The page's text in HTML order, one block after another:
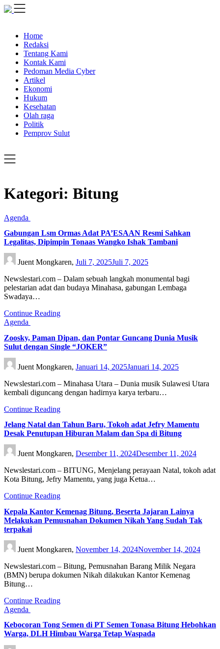
Skip
Home
Redaksi
Tentang Kami
Kontak Kami
Pedoman Media Cyber
Artikel
Ekonomi
Hukum
Kesehatan
Olah raga
Politik
Pemprov Sulut
Kategori: Bitung
Agenda
Gabungan Lsm Ormas Adat PA’ESAAN Resmi Sahkan
Legalitas, Dipimpin Tonaas Wangko Ishak Tambani
Juent Mongkaren, Juli 7, 2025Juli 7, 2025
Newslestari.com – Dalam sebuah langkah monumental bagi
pelestarian adat dan budaya Minahasa, gabungan Lembaga
Swadaya…
Continue Reading
Agenda
Zoosky, Paman Dipan, dan Pontar Guncang Dunia Musik
Sulut dengan Single “JOKER”
Juent Mongkaren, Januari 14, 2025Januari 14, 2025
Newslestari.com – Minahasa Utara – Dunia musik Sulawesi Utara
kembali diguncang dengan hadirnya karya terbaru…
Continue Reading
Jelang Natal dan Tahun Baru, Tokoh adat Jefry Mamentu
Desak Penutupan Hiburan Malam dan Spa di Bitung
Juent Mongkaren, Desember 11, 2024Desember 11, 2024
Newslestari.com – BITUNG, Menjelang perayaan Natal, tokoh adat
Kota Bitung, Jefry Mamentu, yang juga Ketua…
Continue Reading
Kepala Kantor Kemenag Bitung, Beserta Jajaran Lainya
Melakukan Pemusnahan Dokumen Nikah Yang Sudah Tak
terpakai
Juent Mongkaren, November 14, 2024November 14, 2024
Newslestari.com – Bitung, Pemusnahan Barang Milik Negara
(BMN) berupa dokumen Nikah dilakukan Kantor Kemenag
Bitung…
Continue Reading
Agenda
Kebocoran Tong Semen di PT Semen Tonasa Bitung Hebohkan
Warga, DLH Himbau Warga Tetap Waspada